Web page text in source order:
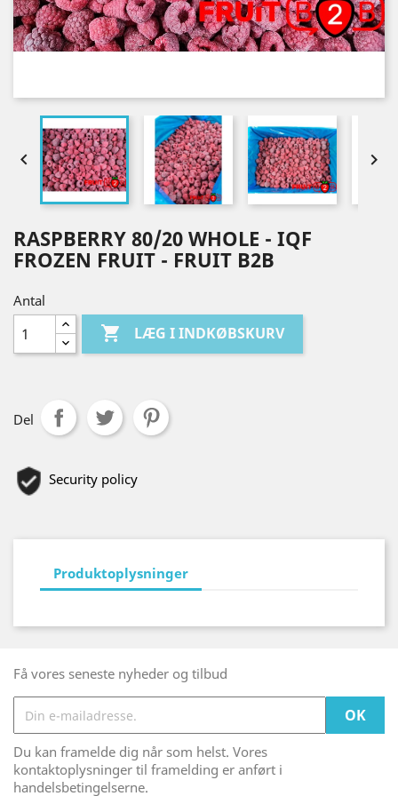
 
RASPBERRY 80/20 WHOLE - IQF
FROZEN FRUIT - FRUIT B2B
Antal
 LÆG I INDKØBSKURV
Del
Security policy
Produktoplysninger
Få vores seneste nyheder og tilbud
Du kan framelde dig når som helst. Vores
kontaktoplysninger til framelding er anført i
handelsbetingelserne.